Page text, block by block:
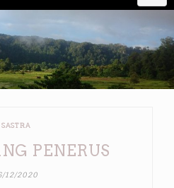
SASTRA
PENERUS
12/2020